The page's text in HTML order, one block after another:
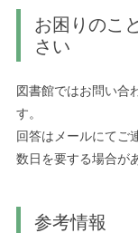
お困りのこ
さい
図書館ではお問い合
す。
回答はメールにてご
数日を要する場合が
参考情報